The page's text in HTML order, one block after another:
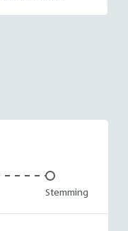
Onvoltooid:
Stemming